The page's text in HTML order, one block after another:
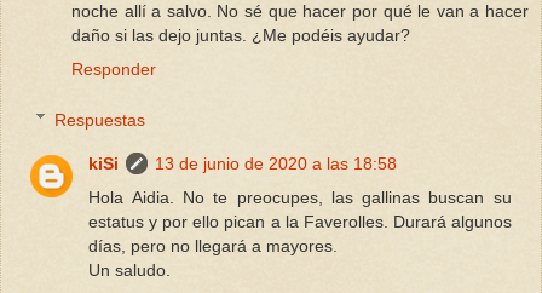
noche allí a salvo. No sé que hacer por qué le van a hacer
daño si las dejo juntas. ¿Me podéis ayudar?
Responder
Respuestas
kiSi
13 de junio de 2020 a las 18:58
Hola Aidia. No te preocupes, las gallinas buscan su
estatus y por ello pican a la Faverolles. Durará algunos
días, pero no llegará a mayores.
Un saludo.